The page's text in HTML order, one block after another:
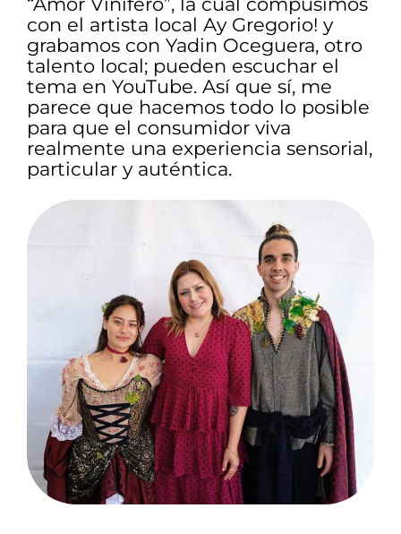
con el artista local Ay Gregorio! y
grabamos con Yadin Oceguera, otro
talento local; pueden escuchar el
tema en YouTube. Así que sí, me
parece que hacemos todo lo posible
para que el consumidor viva
realmente una experiencia sensorial,
particular y auténtica.